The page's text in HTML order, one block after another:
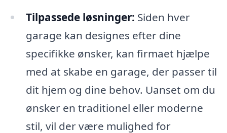
Tilpassede løsninger: Siden hver
garage kan designes efter dine
specifikke ønsker, kan firmaet hjælpe
med at skabe en garage, der passer til
dit hjem og dine behov. Uanset om du
ønsker en traditionel eller moderne
stil, vil der være mulighed for